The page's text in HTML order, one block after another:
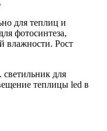
для теплиц и
фотосинтеза,
влажности. Рост
светильник для
теплицы led в